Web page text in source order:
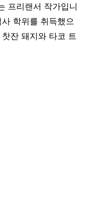
프리랜서 작가입니
학위를 취득했으
잔 돼지와 타코 트